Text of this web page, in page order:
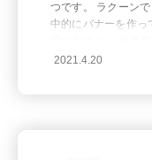
つです。 ラクーン
中的にバナーを作っ
ト・枠内のバラン
います。 WEBデザ
2021.4.20